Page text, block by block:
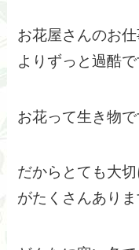
お花屋さんのお
よりずっと過酷で
お花って生き物で
だからとても大
がたくさんありま